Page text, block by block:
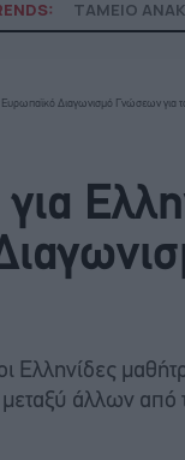
ΤΑΜΕΙΟ
Ευρωπαϊκό Διαγωνισμό Γνώσεων για
Ελληνίδες
άλλων